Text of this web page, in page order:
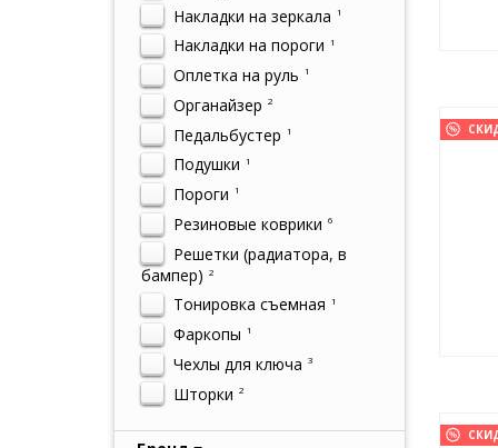
Накладки на зеркала 1
Накладки на пороги 1
Оплетка на руль 1
Органайзер 2
Педальбустер 1
Подушки 1
Пороги 1
Резиновые коврики 6
Решетки (радиатора, в
бампер) 2
Тонировка съемная 1
Фаркопы 1
Чехлы для ключа 3
Шторки 2